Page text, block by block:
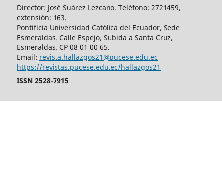
Director: José Suárez Lezcano. Teléfono: 2721459,
extensión: 163.
Pontificia Universidad Católica del Ecuador, Sede
Esmeraldas. Calle Espejo, Subida a Santa Cruz,
Esmeraldas. CP 08 01 00 65.
Email: revista.hallazgos21@pucese.edu.ec
https://revistas.pucese.edu.ec/hallazgos21
ISSN 2528-7915